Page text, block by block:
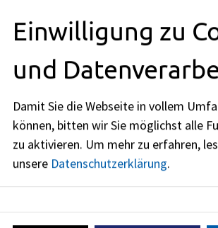
Verwandte Themen
Redaktionell verantwortlich: Bayerisches
)
Einwilligung zu
und
Damit Sie die Webseite in vollem
können, bitten wir Sie möglichst alle
zu aktivieren. Um mehr zu erfahren,
unsere Datenschutzerklärung.